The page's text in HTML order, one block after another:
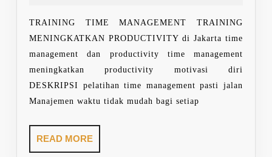
PRODUCTIVITY
TRAINING TIME MANAGEMENT TRAINING
MENINGKATKAN PRODUCTIVITY di Jakarta time
management dan productivity time management
meningkatkan productivity motivasi diri
DESKRIPSI pelatihan time management pasti jalan
Manajemen waktu tidak mudah bagi setiap
READ MOREREAD
MORE